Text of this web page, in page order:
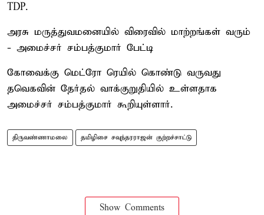
TDP.
அரசு மருத்துவமனையில் விரைவில் மாற்றங்கள் வரும்
- அமைச்சர் சம்பத்குமார் பேட்டி
கோவைக்கு மெட்ரோ ரெயில் கொண்டு வருவது
தவெகவின் தேர்தல் வாக்குறுதியில் உள்ளதாக
அமைச்சர் சம்பத்குமார் கூறியுள்ளார்.
திருவண்ணாமலை தமிழிசை சவுந்தரராஜன் குற்றச்சாட்டு
Show Comments